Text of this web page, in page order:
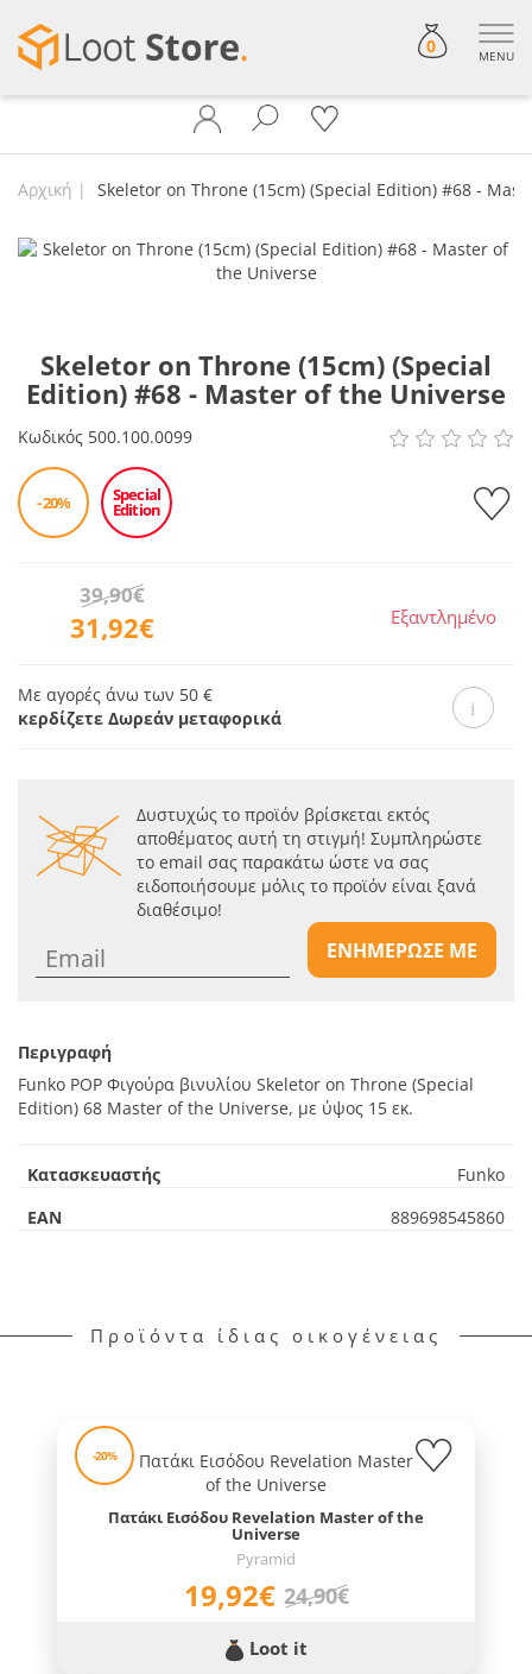
0 MENU
Αρχική Skeletor on Throne (15cm) (Special Edition) #68 -
Skeletor on Throne (15cm) (Special
Edition) #68 - Master of the Universe
Κωδικός 500.100.0099
- 20% Special
Edition
31,92€
39,90€
Εξαντλημένο
Με αγορές άνω των 50 €
κερδίζετε Δωρεάν μεταφορικά
Δυστυχώς το προϊόν βρίσκεται εκτός
αποθέματος αυτή τη στιγμή! Συμπληρώστε
το email σας παρακάτω ώστε να σας
ειδοποιήσουμε μόλις το προϊόν είναι ξανά
διαθέσιμο!
ΕΝΗΜΕΡΩΣΕ ΜΕ
Περιγραφή
Funko POP Φιγούρα βινυλίου Skeletor on Throne (Special
Edition) 68 Master of the Universe, με ύψος 15 εκ.
Κατασκευαστής
Funko
EAN
889698545860
Προϊόντα ίδιας οικογένειας
-20%
Πατάκι Εισόδου Revelation Master of the
Universe
Pyramid
19,92€ 24,90€
Loot it